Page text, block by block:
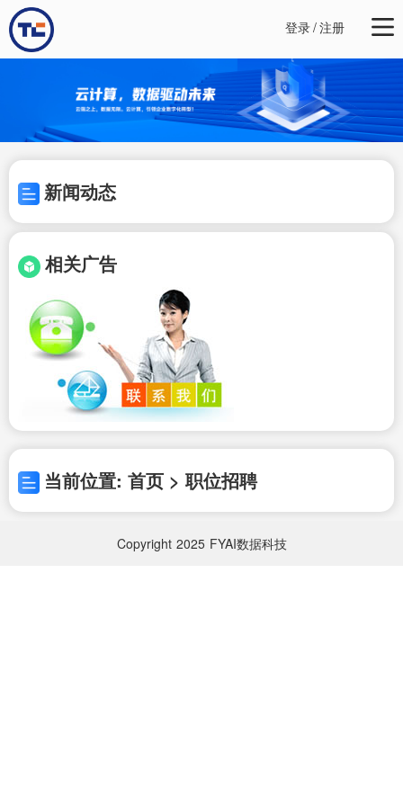
登录/注册
新闻动态
相关广告
当前位置: 首页 > 职位招聘
Copyright 2025 FYAI数据科技